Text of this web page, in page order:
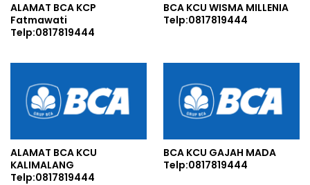
ALAMAT BCA KCP
Fatmawati
Telp:0817819444
BCA KCU WISMA MILLENIA
Telp:0817819444
ALAMAT BCA KCU
KALIMALANG
Telp:0817819444
BCA KCU GAJAH MADA
Telp:0817819444